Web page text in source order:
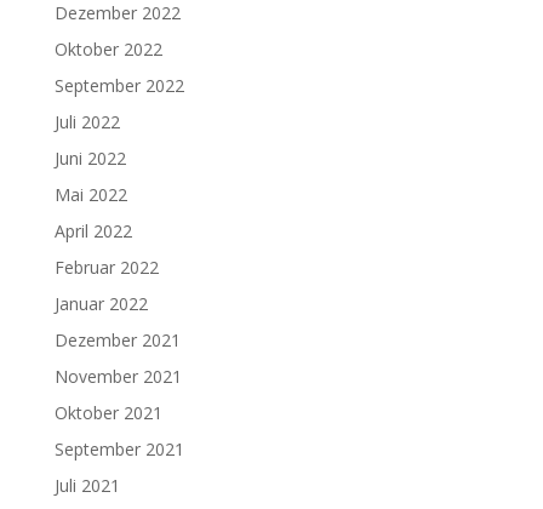
Dezember 2022
Oktober 2022
September 2022
Juli 2022
Juni 2022
Mai 2022
April 2022
Februar 2022
Januar 2022
Dezember 2021
November 2021
Oktober 2021
September 2021
Juli 2021